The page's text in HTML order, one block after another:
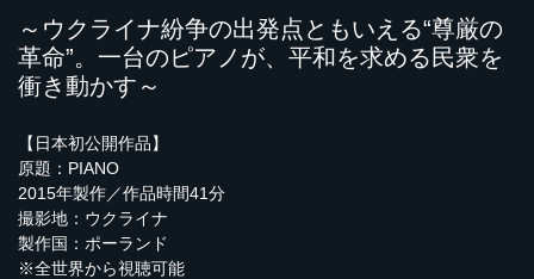
～ウクライナ紛争の出発点ともいえる“尊厳の
革命”。一台のピアノが、平和を求める民衆を
衝き動かす～
【日本初公開作品】
原題：PIANO
2015年製作／作品時間41分
撮影地：ウクライナ
製作国：ポーランド
※全世界から視聴可能